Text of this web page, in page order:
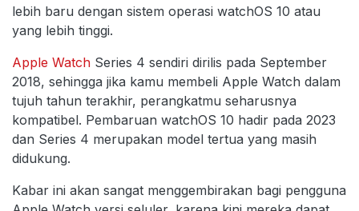
lebih baru dengan sistem operasi watchOS 10 atau
yang lebih tinggi.
Apple Watch Series 4 sendiri dirilis pada September
2018, sehingga jika kamu membeli Apple Watch dalam
tujuh tahun terakhir, perangkatmu seharusnya
kompatibel. Pembaruan watchOS 10 hadir pada 2023
dan Series 4 merupakan model tertua yang masih
didukung.
Kabar ini akan sangat menggembirakan bagi pengguna